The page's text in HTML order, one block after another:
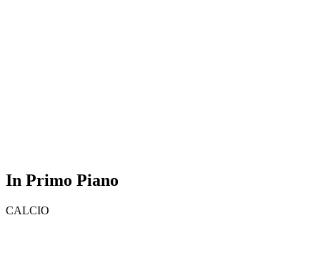
In Primo Piano
CALCIO